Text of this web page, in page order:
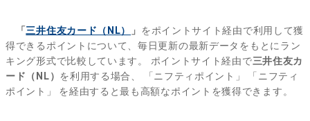
「 三井住友カード（NL） 」 をポイントサイト経由で利用して獲
得できるポイントについて、毎日更新の最新データをもとにラン
キング形式で比較しています。 ポイントサイト経由で三井住友カ
ード（NL） を利用する場合、 「ニフティポイント」
「ニフティ
ポイント」
を経由すると最も高額なポイントを獲得できます。